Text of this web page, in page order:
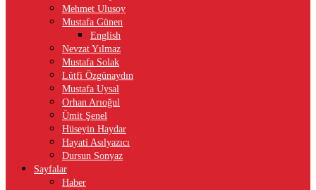
Mehmet Ulusoy
Mustafa Günen
English
Nevzat Yılmaz
Mustafa Solak
Lütfi Özgünaydın
Mustafa Uysal
Orhan Arıoğul
Ümit Şenel
Hüseyin Haydar
Hayati Asılyazıcı
Dursun Sonyaz
Sayfalar
Haber